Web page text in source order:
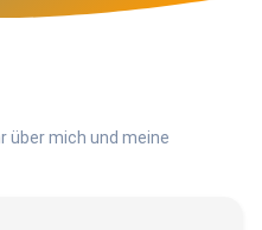
über mich und meine